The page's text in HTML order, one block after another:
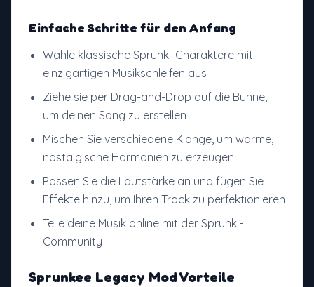
Einfache Schritte für den Anfang
Wähle klassische Sprunki-Charaktere mit
einzigartigen Musikschleifen aus
Ziehe sie per Drag-and-Drop auf die Bühne,
um deinen Song zu erstellen
Mischen Sie verschiedene Klänge, um warme,
nostalgische Harmonien zu erzeugen
Passen Sie die Lautstärke an und fügen Sie
Effekte hinzu, um Ihren Track zu perfektionieren
Teile deine Musik online mit der Sprunki-
Community
Sprunkee Legacy Mod Vorteile